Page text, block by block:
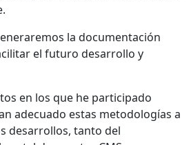
la documentación
el futuro desarrollo y
en los que he participado
adecuado estas metodologías a
desarrollos, tanto del